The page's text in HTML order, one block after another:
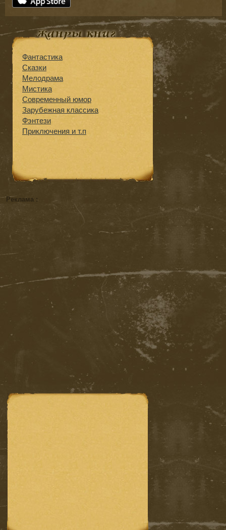
Фантастика
Сказки
Мелодрама
Мистика
Современный юмор
Зарубежная классика
Фэнтези
Приключения и т.п
Реклама :